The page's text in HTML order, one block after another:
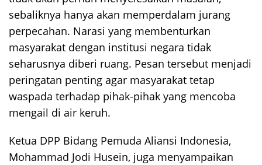
sebaliknya hanya akan memperdalam jurang
perpecahan. Narasi yang membenturkan
masyarakat dengan institusi negara tidak
seharusnya diberi ruang. Pesan tersebut menjadi
peringatan penting agar masyarakat tetap
waspada terhadap pihak-pihak yang mencoba
mengail di air keruh.
Ketua DPP Bidang Pemuda Aliansi Indonesia,
Mohammad Jodi Husein, juga menyampaikan